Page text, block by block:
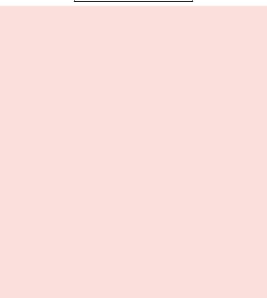
Cookie & Privatlivsoplysninger